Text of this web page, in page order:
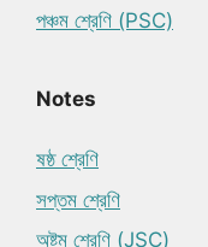
পঞ্চম শ্রেণি (PSC)
Notes
ষষ্ঠ শ্রেণি
সপ্তম শ্রেণি
অষ্টম শ্রেণি (JSC)